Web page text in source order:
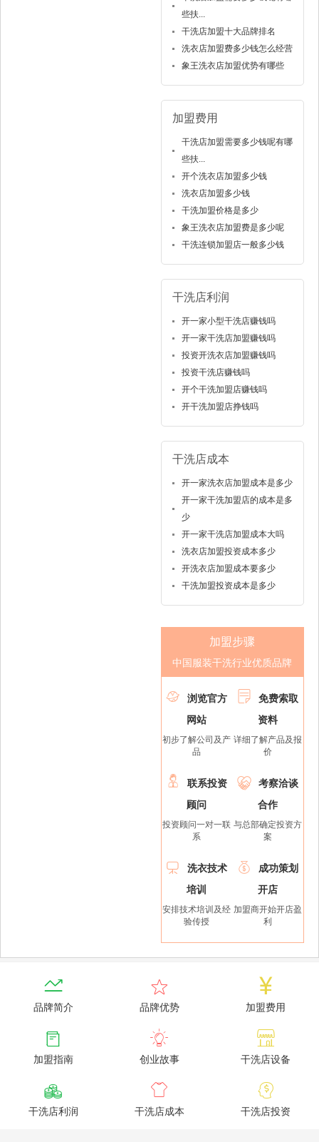
些扶...
干洗店加盟十大品牌排名
洗衣店加盟费多少钱怎么经营
象王洗衣店加盟优势有哪些
加盟费用
干洗店加盟需要多少钱呢有哪
些扶...
开个洗衣店加盟多少钱
洗衣店加盟多少钱
干洗加盟价格是多少
象王洗衣店加盟费是多少呢
干洗连锁加盟店一般多少钱
干洗店利润
开一家小型干洗店赚钱吗
开一家干洗店加盟赚钱吗
投资开洗衣店加盟赚钱吗
投资干洗店赚钱吗
开个干洗加盟店赚钱吗
开干洗加盟店挣钱吗
干洗店成本
开一家洗衣店加盟成本是多少
开一家干洗加盟店的成本是多
少
开一家干洗店加盟成本大吗
洗衣店加盟投资成本多少
开洗衣店加盟成本要多少
干洗加盟投资成本是多少
加盟步骤
中国服装干洗行业优质品牌

浏览官方
网站
初步了解公司及产
品

免费索取
资料
详细了解产品及报
价

联系投资
顾问
投资顾问一对一联
系

考察洽谈
合作
与总部确定投资方
案

洗衣技术
培训
安排技术培训及经
验传授

成功策划
开店
加盟商开始开店盈
利

品牌简介

品牌优势

加盟费用

加盟指南

创业故事

干洗店设备

干洗店利润

干洗店成本

干洗店投资